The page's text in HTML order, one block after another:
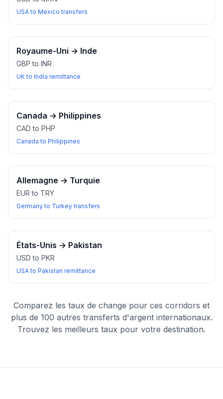
USA to Mexico transfers
Royaume-Uni → Inde
GBP to INR
UK to India remittance
Canada → Philippines
CAD to PHP
Canada to Philippines
Allemagne → Turquie
EUR to TRY
Germany to Turkey transfers
États-Unis → Pakistan
USD to PKR
USA to Pakistan remittance
Comparez les taux de change pour ces corridors et
plus de 100 autres transferts d'argent internationaux.
Trouvez les meilleurs taux pour votre destination.